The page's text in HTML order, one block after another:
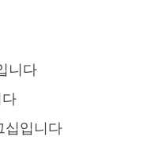
니다
십입니다